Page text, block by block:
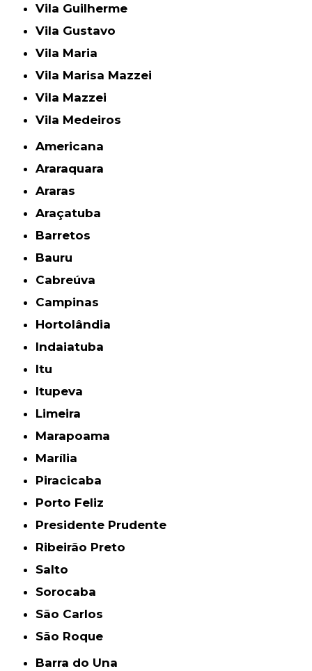
Vila Guilherme
Vila Gustavo
Vila Maria
Vila Marisa Mazzei
Vila Mazzei
Vila Medeiros
Americana
Araraquara
Araras
Araçatuba
Barretos
Bauru
Cabreúva
Campinas
Hortolândia
Indaiatuba
Itu
Itupeva
Limeira
Marapoama
Marília
Piracicaba
Porto Feliz
Presidente Prudente
Ribeirão Preto
Salto
Sorocaba
São Carlos
São Roque
Barra do Una